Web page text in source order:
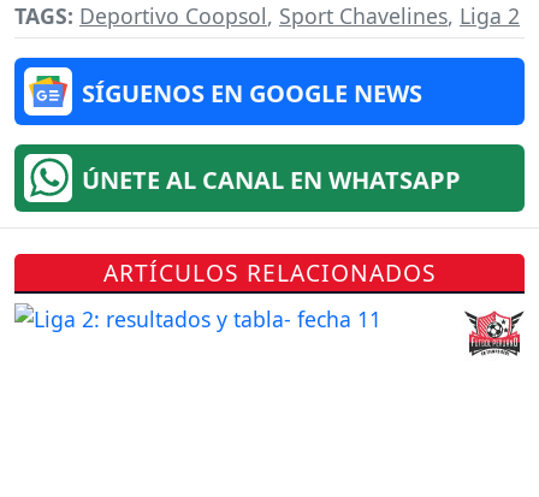
TAGS: Deportivo Coopsol, Sport Chavelines, Liga 2
SÍGUENOS EN GOOGLE NEWS
ÚNETE AL CANAL EN WHATSAPP
ARTÍCULOS RELACIONADOS